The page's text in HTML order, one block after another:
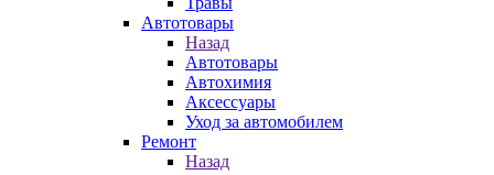
Автотовары
Назад
Автотовары
Автохимия
Аксессуары
Уход за автомобилем
Ремонт
Назад